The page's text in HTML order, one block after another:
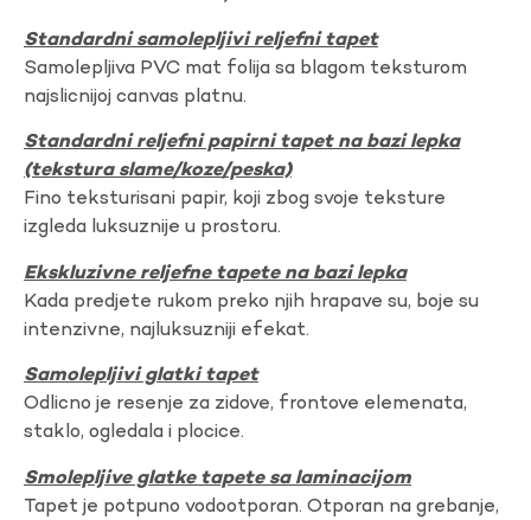
Standardni samolepljivi reljefni tapet
Samolepljiva PVC mat folija sa blagom teksturom
najslicnijoj canvas platnu.
Standardni reljefni papirni tapet na bazi lepka
(tekstura slame/koze/peska)
Fino teksturisani papir, koji zbog svoje teksture
izgleda luksuznije u prostoru.
Ekskluzivne reljefne tapete na bazi lepka
Kada predjete rukom preko njih hrapave su, boje su
intenzivne, najluksuzniji efekat.
Samolepljivi glatki tapet
Odlicno je resenje za zidove, frontove elemenata,
staklo, ogledala i plocice.
Smolepljive glatke tapete sa laminacijom
Tapet je potpuno vodootporan. Otporan na grebanje,